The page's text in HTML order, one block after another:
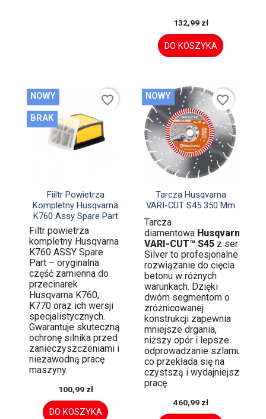
132,99 zł
DO KOSZYKA
Szybki podgląd
Fiiltr Powietrza
Kompletny Husqvarna
K760 Assy Spare Part
Filtr powietrza
kompletny Husqvarna
K760 ASSY Spare
Part – oryginalna
część zamienna do
przecinarek
Husqvarna K760,
K770 oraz ich wersji
specjalistycznych.
Gwarantuje skuteczną
ochronę silnika przed
zanieczyszczeniami i
niezawodną pracę
maszyny.
100,99 zł
DO KOSZYKA
NOWY
BRAK
favorite_border
Szybki podgląd
Tarcza Husqvarna
VARI-CUT S45 350 Mm
Tarcza
diamentowa Husqvarna
VARI-CUT™ S45z serii
Silver to profesjonalne
rozwiązanie do cięcia
betonu w różnych
warunkach. Dzięki
dwóm segmentom o
zróżnicowanej
konstrukcji zapewnia
mniejsze drgania,
niższy opór i lepsze
odprowadzanie szlamu,
co przekłada się na
czystszą i wydajniejszą
pracę.
460,99 zł
NOWY favorite_border